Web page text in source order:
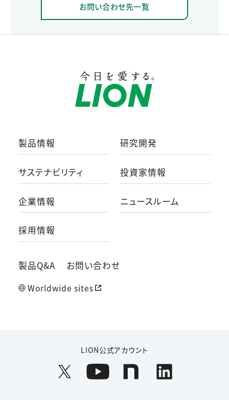
お問い合わせ先一覧
製品情報 研究開発
サステナビリティ 投資家情報
企業情報 ニュースルーム
採用情報
製品Q&A お問い合わせ
Worldwide sites
LION公式アカウント